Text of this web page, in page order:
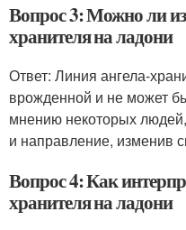
Вопрос 3: Можно ли
хранителя на ладони
Ответ: Линия ангела-
врожденной и не может
мнению некоторых
и направление, изменив
Вопрос 4: Как
хранителя на ладони